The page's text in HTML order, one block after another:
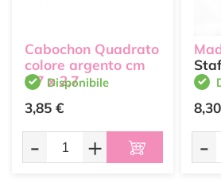
Cabochon Quadrato
colore argento cm
2,7 x 2,7
Disponibile
3,85 €
- + -